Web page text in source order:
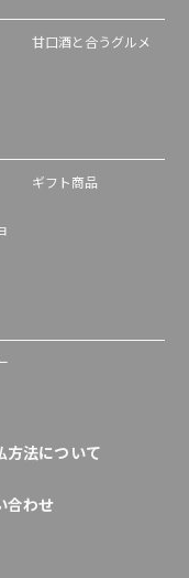
甘口酒と合うグルメ
ギフト商品
方法について
合わせ